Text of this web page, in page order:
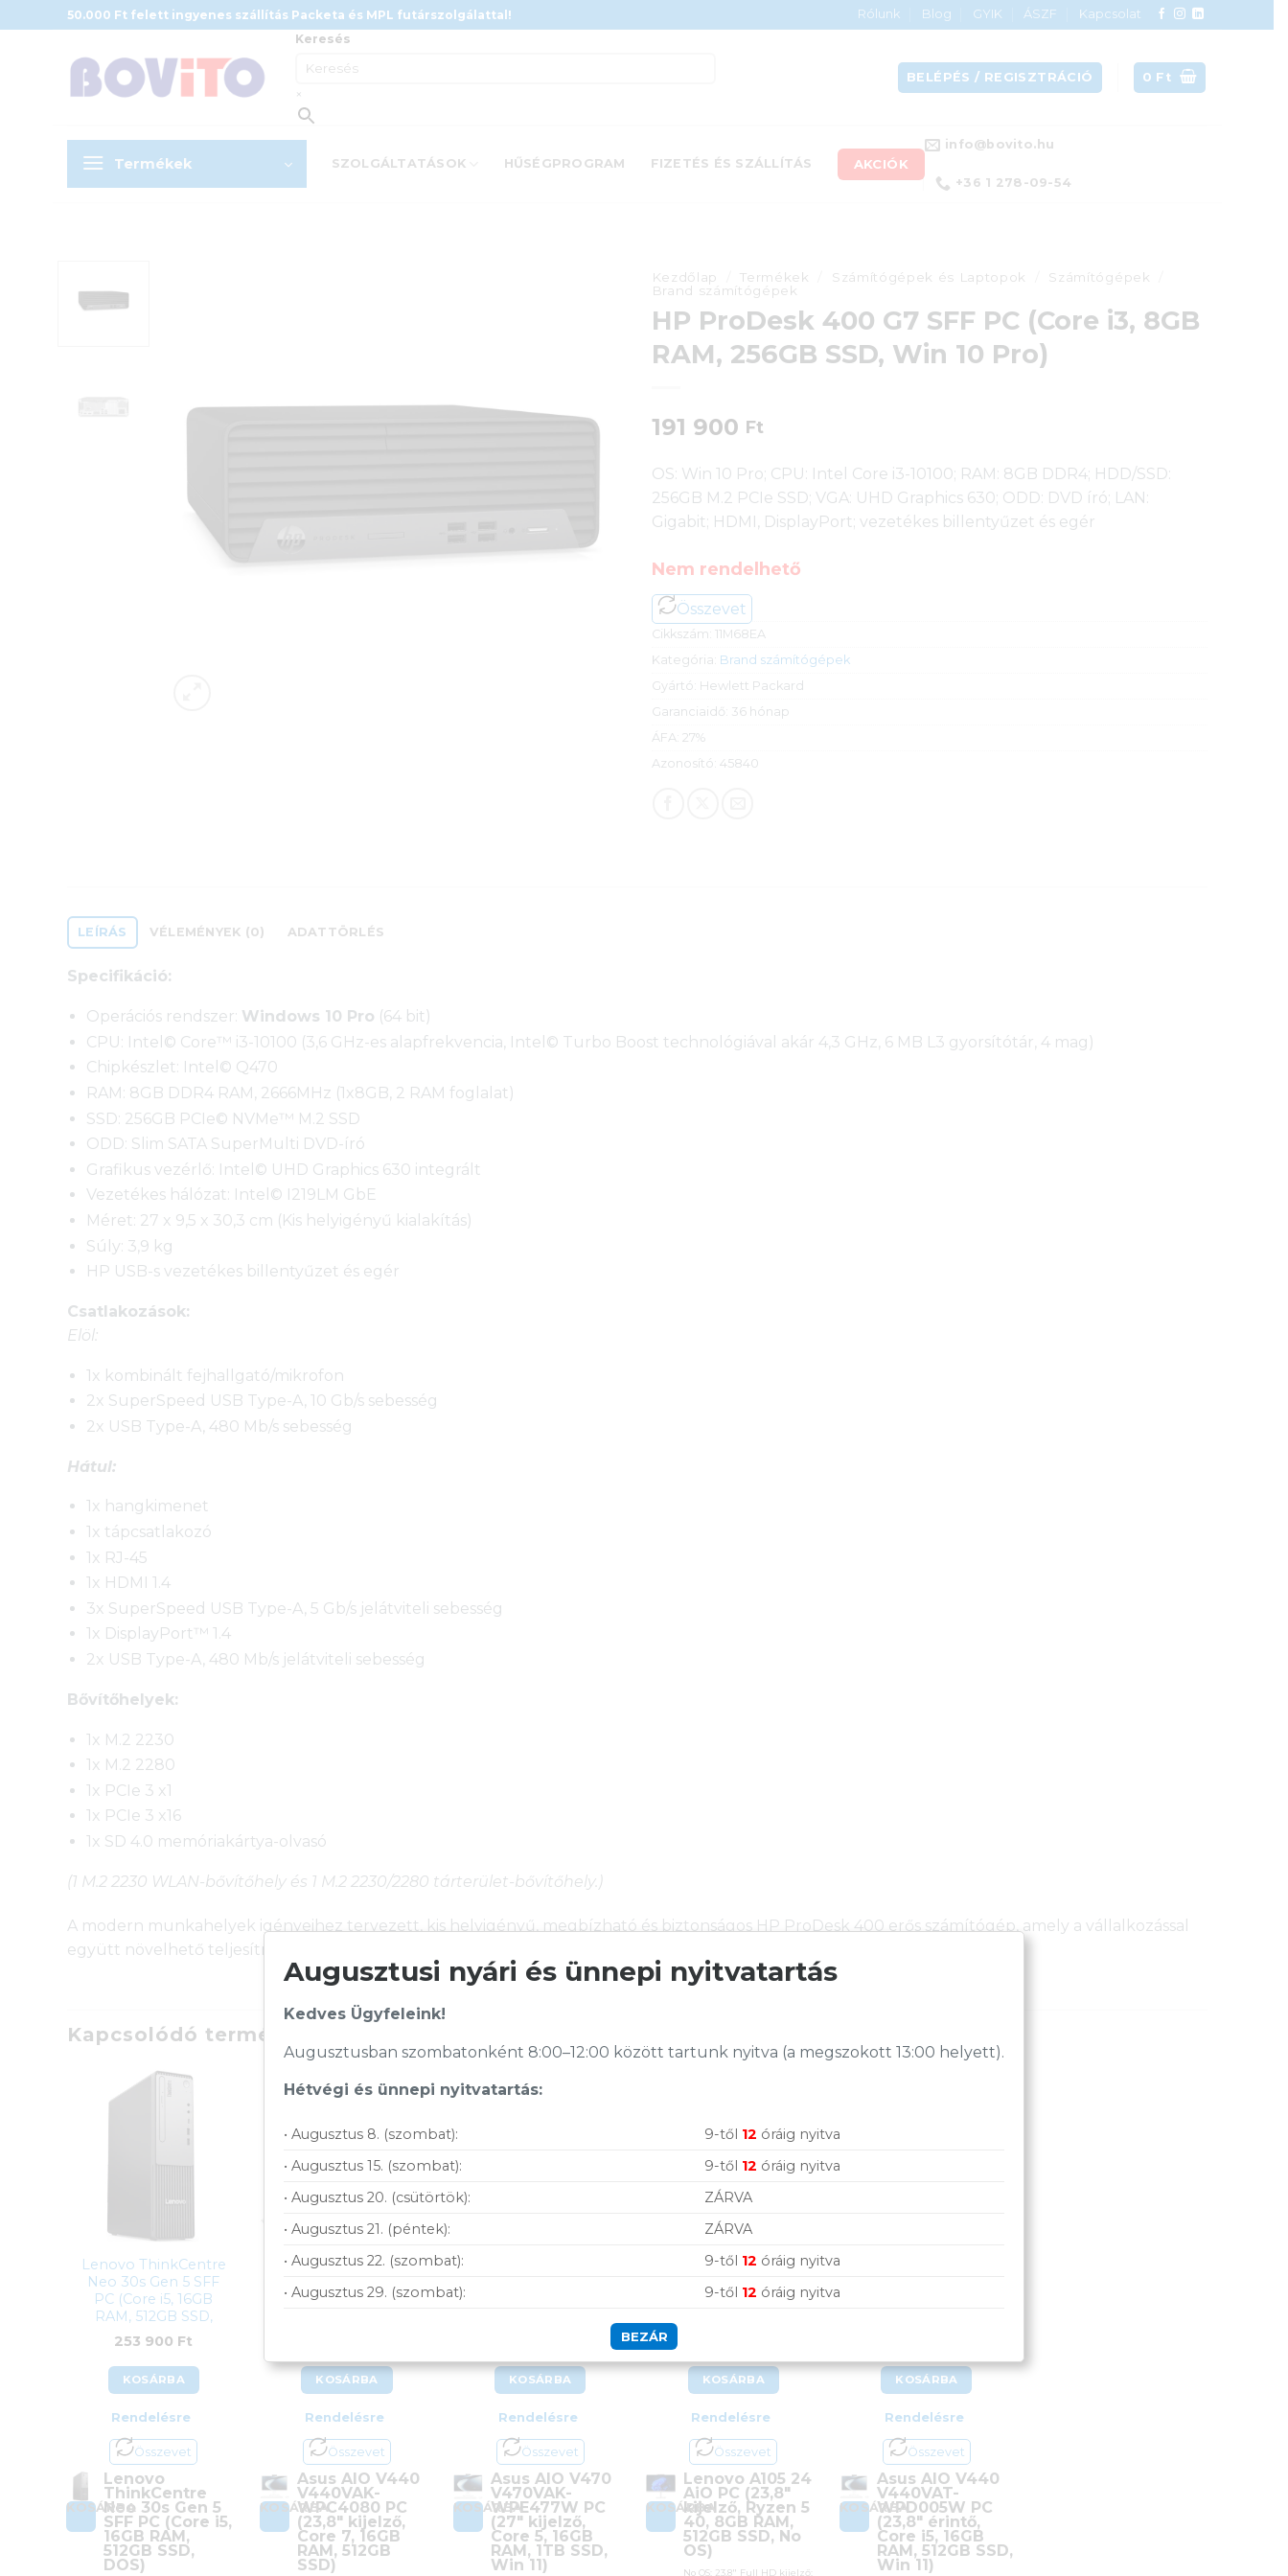
to
50.000 Ft felett ingyenes szállítás Packeta és MPL futárszolgálattal! Rólunk Blog GYIK ÁSZF
Kapcsolat
Keresés
×
BELÉPÉS / REGISZTRÁCIÓ 0 Ft
Termékek SZOLGÁLTATÁSOK HŰSÉGPROGRAM FIZETÉS ÉS SZÁLLÍTÁS AKCIÓK
info@bovito.hu
+36 1 278-09-54
Kezdőlap Termékek Számítógépek és Laptopok Számítógépek
Brand számítógépek
HP ProDesk 400 G7 SFF PC (Core i3, 8GB
RAM, 256GB SSD, Win 10 Pro)
191 900 Ft
OS: Win 10 Pro; CPU: Intel Core i3-10100; RAM: 8GB DDR4; HDD/SSD:
256GB M.2 PCIe SSD; VGA: UHD Graphics 630; ODD: DVD író; LAN:
Gigabit; HDMI, DisplayPort; vezetékes billentyűzet és egér
Nem rendelhető
Összevet
Cikkszám: 11M68EA
Kategória: Brand számítógépek
Gyártó: Hewlett Packard
Garanciaidő: 36 hónap
ÁFA: 27%
Azonosító: 45840
LEÍRÁS VÉLEMÉNYEK (0) ADATTÖRLÉS
Specifikáció:
Operációs rendszer: Windows 10 Pro (64 bit)
CPU: Intel© Core™ i3-10100 (3,6 GHz-es alapfrekvencia, Intel© Turbo Boost technológiával akár 4,3 GHz, 6 MB L3 gyorsítótár, 4 mag)
Chipkészlet: Intel© Q470
RAM: 8GB DDR4 RAM, 2666MHz (1x8GB, 2 RAM foglalat)
SSD: 256GB PCIe© NVMe™ M.2 SSD
ODD: Slim SATA SuperMulti DVD-író
Grafikus vezérlő: Intel© UHD Graphics 630 integrált
Vezetékes hálózat: Intel© I219LM GbE
Méret: 27 x 9,5 x 30,3 cm (Kis helyigényű kialakítás)
Súly: 3,9 kg
HP USB-s vezetékes billentyűzet és egér
Csatlakozások:
Elöl:
1x kombinált fejhallgató/mikrofon
2x SuperSpeed USB Type-A, 10 Gb/s sebesség
2x USB Type-A, 480 Mb/s sebesség
Hátul:
1x hangkimenet
1x tápcsatlakozó
1x RJ-45
1x HDMI 1.4
3x SuperSpeed USB Type-A, 5 Gb/s jelátviteli sebesség
1x DisplayPort™ 1.4
2x USB Type-A, 480 Mb/s jelátviteli sebesség
Bővítőhelyek:
1x M.2 2230
1x M.2 2280
1x PCIe 3 x1
1x PCIe 3 x16
1x SD 4.0 memóriakártya-olvasó
(1 M.2 2230 WLAN-bővítőhely és 1 M.2 2230/2280 tárterület-bővítőhely.)
A modern munkahelyek igényeihez tervezett, kis helyigényű, megbízható és biztonságos HP ProDesk 400 erős számítógép, amely a vállalkozással
együtt növelhető teljesítményt nyújt.
Kapcsolódó termékek
Lenovo ThinkCentre
Neo 30s Gen 5 SFF
PC (Core i5, 16GB
RAM, 512GB SSD,
DOS)
253 900 Ft
KOSÁRBA
Rendelésre
Összevet
KOSÁRBA
Lenovo
ThinkCentre
Neo 30s Gen 5
SFF PC (Core i5,
16GB RAM,
512GB SSD,
DOS)
Asus AIO V440
PC (23,8″ kijelző, Core
KOSÁRBA
Rendelésre
Összevet
KOSÁRBA
Asus AIO V440
V440VAK-
WPC4080 PC
(23,8″ kijelző,
Core 7, 16GB
RAM, 512GB
SSD)
PC (27″ kijelző, Core 5,
KOSÁRBA
Rendelésre
Összevet
KOSÁRBA
Asus AIO V470
V470VAK-
WPE477W PC
(27″ kijelző,
Core 5, 16GB
RAM, 1TB SSD,
Win 11)
Lenovo A105 24 AiO
Ryzen 5 40, 8GB RAM,
KOSÁRBA
Rendelésre
Összevet
KOSÁRBA
Lenovo A105 24
AiO PC (23,8″
kijelző, Ryzen 5
40, 8GB RAM,
512GB SSD, No
OS)
No OS; 23,8″ Full HD kijelző;
KOSÁRBA
Rendelésre
Összevet
KOSÁRBA
Asus AIO V440
V440VAT-
WPD005W PC
(23,8″ érintő,
Core i5, 16GB
RAM, 512GB SSD,
Win 11)
Augusztusi nyári és ünnepi nyitvatartás
Kedves Ügyfeleink!
Augusztusban szombatonként 8:00–12:00 között tartunk nyitva (a megszokott 13:00 helyett).
Hétvégi és ünnepi nyitvatartás:
• Augusztus 8. (szombat): 9-től 12 óráig nyitva
• Augusztus 15. (szombat):
9-től 12 óráig nyitva
• Augusztus 20. (csütörtök):
ZÁRVA
• Augusztus 21. (péntek):
ZÁRVA
• Augusztus 22. (szombat):
9-től 12 óráig nyitva
• Augusztus 29. (szombat):
9-től 12 óráig nyitva
BEZÁR